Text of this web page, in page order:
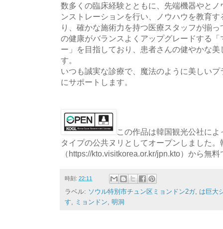
数多くの臨床経験とともに、先端機器やと
ンストレーションを行い、ノウハウを教育
り、確かな施術力を持つ医療スタッフが揃
の健康がバランスよくアップグレードする
ー」を目指しており、患者さんの健やかな
す。
いつも誠実な診療で、魔法のように美しい
にサポートします。
この作品は韓国観光公社に
タイプの公共ヌリとしてオープンしました。
（https://kto.visitkorea.or.kr/jpn.kto）から無
時刻: 22:11
ラベル: ソウル特別市チュン区ミョンドン2ガ, は巨大
す, ミョンドン, 明洞